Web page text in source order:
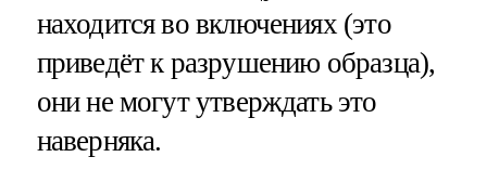
находится во включениях (это
приведёт к разрушению образца),
они не могут утверждать это
наверняка.